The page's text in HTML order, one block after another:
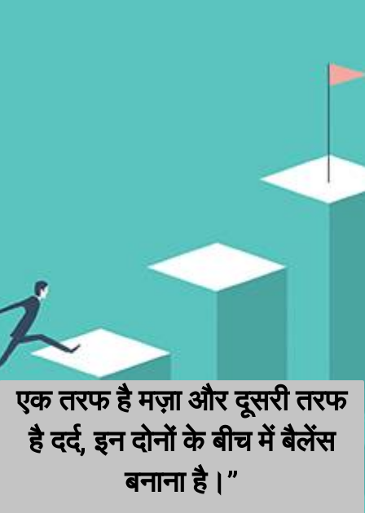
एक तरफ है मज़ा और दूसरी तरफ
है दर्द, इन दोनों के बीच में बैलेंस
बनाना है।”